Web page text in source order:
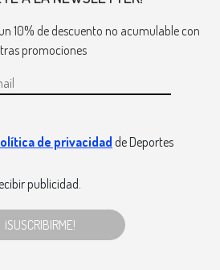
10% de descuento no acumulable con
promociones
de privacidad de Deportes
publicidad.
¡SUSCRIBIRME!